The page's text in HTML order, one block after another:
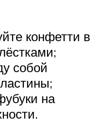
конфетти в
собой
на